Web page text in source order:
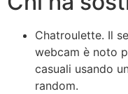
Chatroulette. Il
webcam è noto
casuali usando
random.